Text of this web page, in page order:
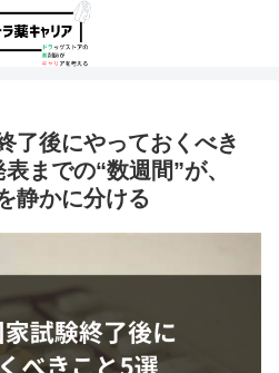
了後にやっておくべき
までの“数週間”が、
静かに分ける